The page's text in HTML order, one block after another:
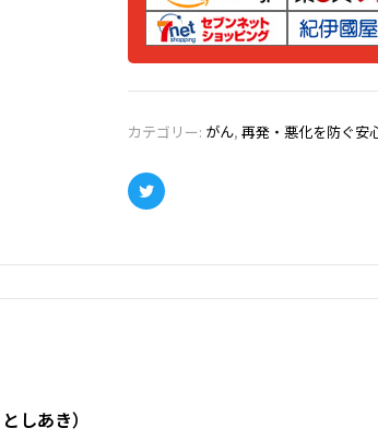
カテゴリー: がん,再発・悪化を防ぐ安
Twitter
しあき）